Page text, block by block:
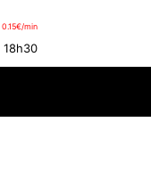
0.15€/min